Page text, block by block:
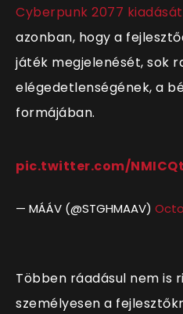
Cyberpunk 2077 kiadását
azonban, hogy a
játék megjelenését, sok
elégedetlenségének, a
formájában.
pic.twitter.com/
— MÁÁV (@STGHMAAV)
Többen ráadásul nem is
személyesen a